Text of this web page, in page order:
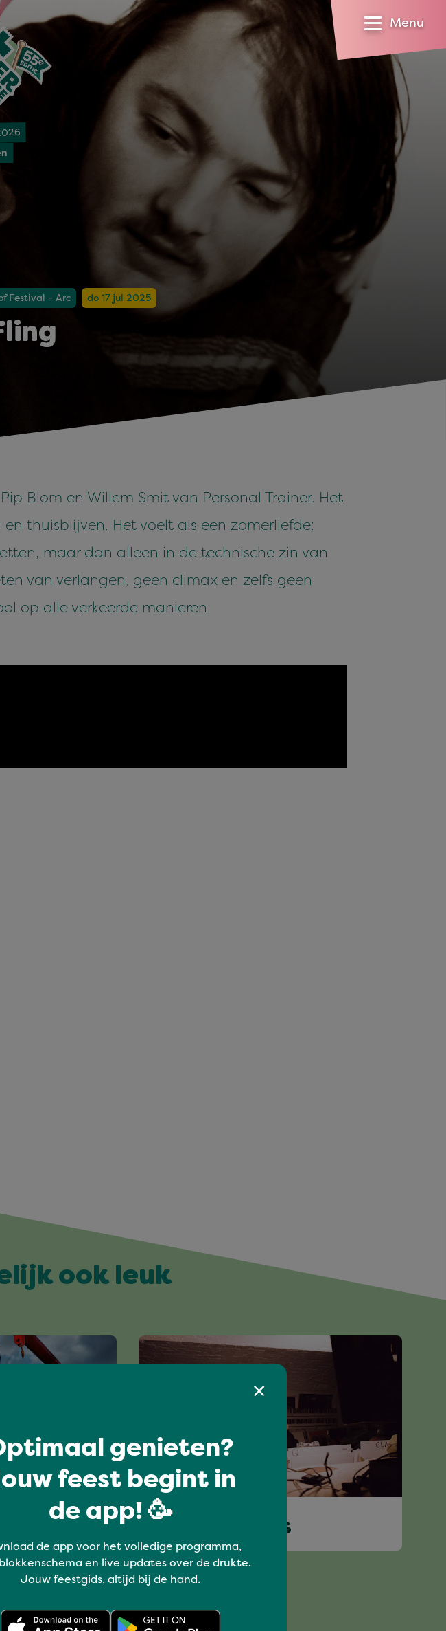
Menu
Festival - Arc do 17 jul 2025
Blom en Willem Smit van Personal Trainer. Het
thuisblijven. Het voelt als een zomerliefde:
maar dan alleen in de technische zin van
van verlangen, geen climax en zelfs geen
op alle verkeerde manieren.
ook leuk
I love music
SEARCH RESULTS
genieten?
feest begint in
de app! 🥳
de app voor het volledige programma,
en live updates over de drukte.
Jouw feestgids, altijd bij de hand.